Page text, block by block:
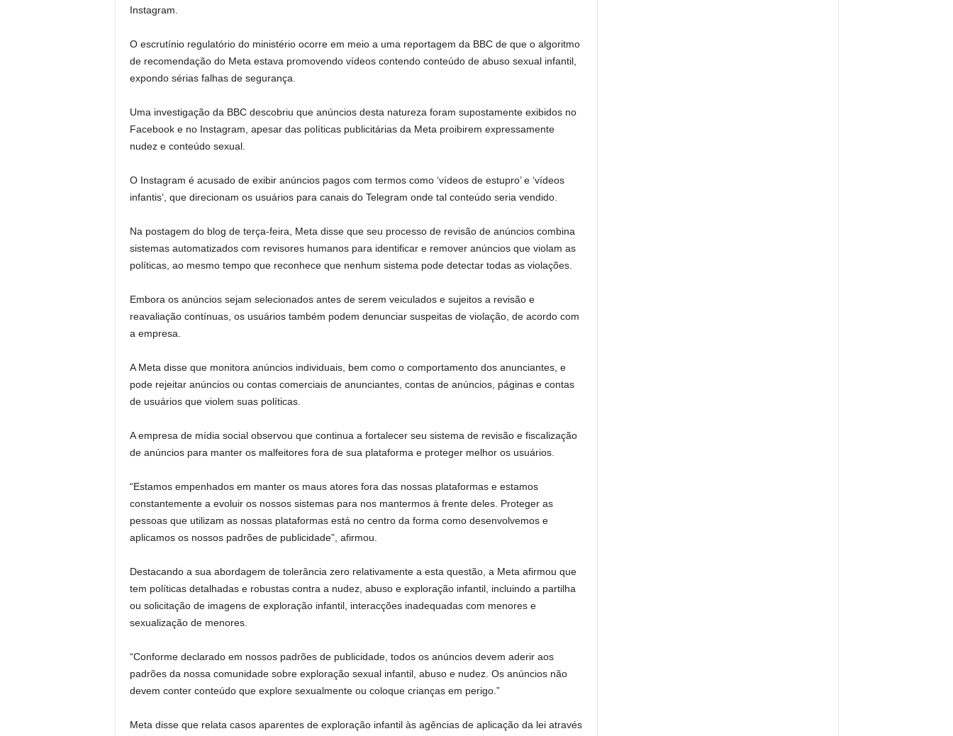
Instagram.
O escrutínio regulatório do ministério ocorre em meio a uma reportagem da BBC de que o algoritmo
de recomendação do Meta estava promovendo vídeos contendo conteúdo de abuso sexual infantil,
expondo sérias falhas de segurança.
Uma investigação da BBC descobriu que anúncios desta natureza foram supostamente exibidos no
Facebook e no Instagram, apesar das políticas publicitárias da Meta proibirem expressamente
nudez e conteúdo sexual.
O Instagram é acusado de exibir anúncios pagos com termos como ‘vídeos de estupro’ e ‘vídeos
infantis’, que direcionam os usuários para canais do Telegram onde tal conteúdo seria vendido.
Na postagem do blog de terça-feira, Meta disse que seu processo de revisão de anúncios combina
sistemas automatizados com revisores humanos para identificar e remover anúncios que violam as
políticas, ao mesmo tempo que reconhece que nenhum sistema pode detectar todas as violações.
Embora os anúncios sejam selecionados antes de serem veiculados e sujeitos a revisão e
reavaliação contínuas, os usuários também podem denunciar suspeitas de violação, de acordo com
a empresa.
A Meta disse que monitora anúncios individuais, bem como o comportamento dos anunciantes, e
pode rejeitar anúncios ou contas comerciais de anunciantes, contas de anúncios, páginas e contas
de usuários que violem suas políticas.
A empresa de mídia social observou que continua a fortalecer seu sistema de revisão e fiscalização
de anúncios para manter os malfeitores fora de sua plataforma e proteger melhor os usuários.
“Estamos empenhados em manter os maus atores fora das nossas plataformas e estamos
constantemente a evoluir os nossos sistemas para nos mantermos à frente deles. Proteger as
pessoas que utilizam as nossas plataformas está no centro da forma como desenvolvemos e
aplicamos os nossos padrões de publicidade”, afirmou.
Destacando a sua abordagem de tolerância zero relativamente a esta questão, a Meta afirmou que
tem políticas detalhadas e robustas contra a nudez, abuso e exploração infantil, incluindo a partilha
ou solicitação de imagens de exploração infantil, interacções inadequadas com menores e
sexualização de menores.
“Conforme declarado em nossos padrões de publicidade, todos os anúncios devem aderir aos
padrões da nossa comunidade sobre exploração sexual infantil, abuso e nudez. Os anúncios não
devem conter conteúdo que explore sexualmente ou coloque crianças em perigo.”
Meta disse que relata casos aparentes de exploração infantil às agências de aplicação da lei através